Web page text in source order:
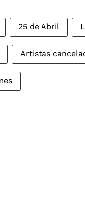
25 de Abril
Artistas